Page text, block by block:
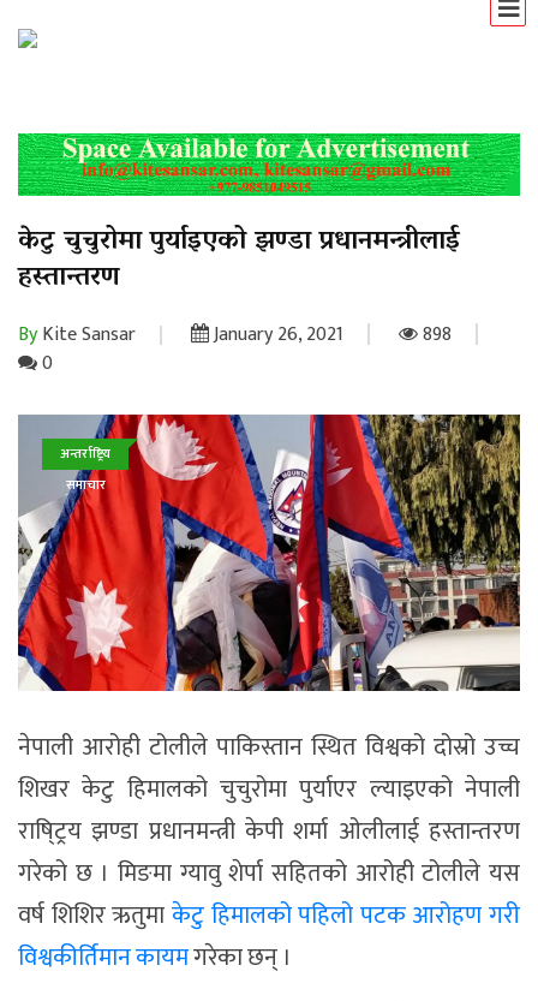
केटु चुचुरोमा पुर्याइएको झण्डा प्रधानमन्त्रीलाई
हस्तान्तरण
ByKite Sansar January 26, 2021
898
0
अन्तर्राष्ट्रिय
समाचार
नेपाली आरोही टोलीले पाकिस्तान स्थित विश्वको दोस्रो उच्च
शिखर केटु हिमालको चुचुरोमा पुर्याएर ल्याइएको नेपाली
राषि्ट्रय झण्डा प्रधानमन्त्री केपी शर्मा ओलीलाई हस्तान्तरण
गरेको छ । मिङमा ग्यावु शेर्पा सहितको आरोही टोलीले यस
वर्ष शिशिर ऋतुमाकेटु हिमालको पहिलो पटक आरोहण गरी
विश्वकीर्तिमान कायमगरेका छन् ।